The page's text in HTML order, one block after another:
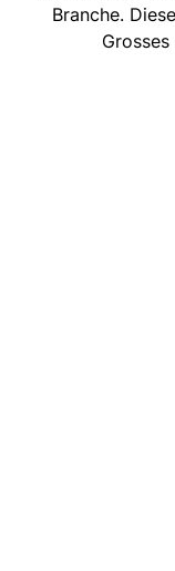
Branche.